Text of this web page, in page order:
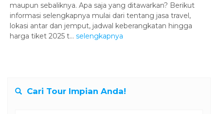
maupun sebaliknya. Apa saja yang ditawarkan? Berikut
informasi selengkapnya mulai dari tentang jasa travel,
lokasi antar dan jemput, jadwal keberangkatan hingga
harga tiket 2025 t... selengkapnya
Cari Tour Impian Anda!